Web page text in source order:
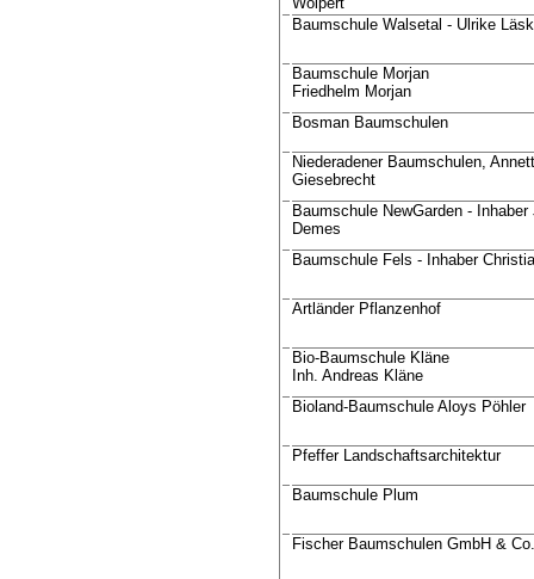
Baumschule Walsetal - Ulrike
Baumschule Morjan
Friedhelm Morjan
Bosman Baumschulen
Niederadener Baumschulen,
Giesebrecht
Baumschule NewGarden - Inhaber
Demes
Baumschule Fels - Inhaber
Artländer Pflanzenhof
Bio-Baumschule Kläne
Inh. Andreas Kläne
Bioland-Baumschule Aloys Pöhler
Pfeffer Landschaftsarchitektur
Baumschule Plum
Fischer Baumschulen GmbH &